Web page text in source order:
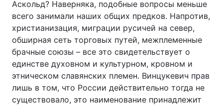
Аскольд? Наверняка, подобные вопросы меньше
всего занимали наших общих предков. Напротив,
христианизация, миграции русичей на север,
обширная сеть торговых путей, межплеменные
брачные союзы – все это свидетельствует о
единстве духовном и культурном, кровном и
этническом славянских племен. Винцукевич прав
лишь в том, что России действительно тогда не
существовало, это наименование принадлежит